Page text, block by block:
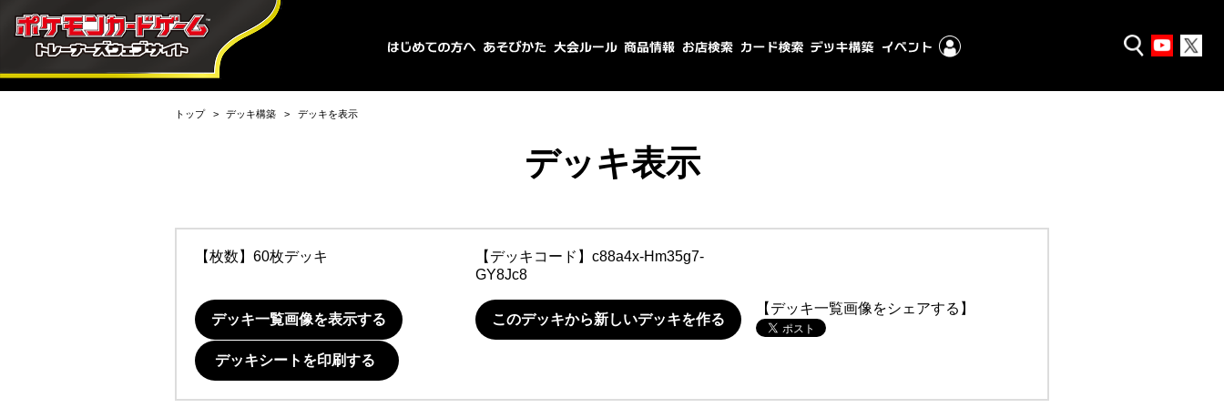
トップ デッキ構築 デッキを表示
デッキ表示
【枚数】60枚デッキ 【デッキコード】 c88a4x-Hm35g7-
GY8Jc8
デッキ一覧画像を表示する このデッキから新しいデッキを作る
【デッキ一覧画像をシェアする】
デッキシートを印刷する